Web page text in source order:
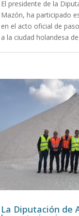
El presidente de la
Mazón, ha participado
en el acto oficial de
a la ciudad holandesa
La Diputación de